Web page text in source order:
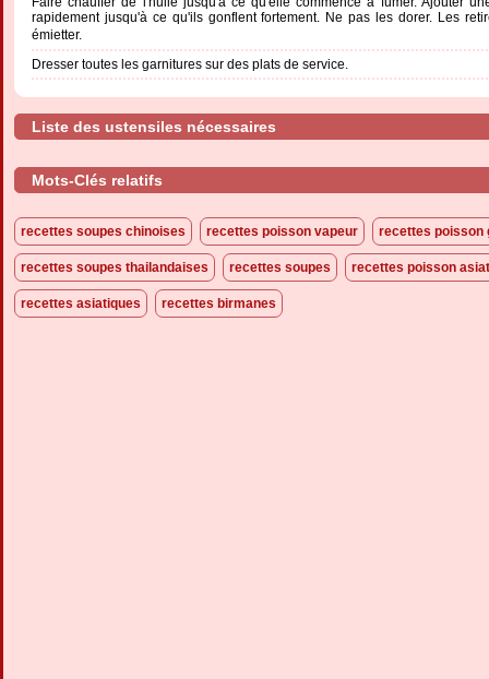
rapidement jusqu'à ce qu'ils gonflent fortement. Ne pas les dorer. Les
émietter.
Dresser toutes les garnitures sur des plats de service.
Liste des ustensiles nécessaires
Mots-Clés relatifs
recettes soupes chinoises recettes poisson vapeur recettes poisson
recettes soupes thailandaises recettes soupes recettes poisson
recettes asiatiques recettes birmanes